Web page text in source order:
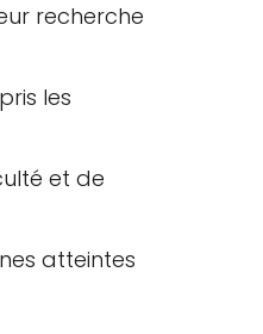
recherche
les
et de
atteintes